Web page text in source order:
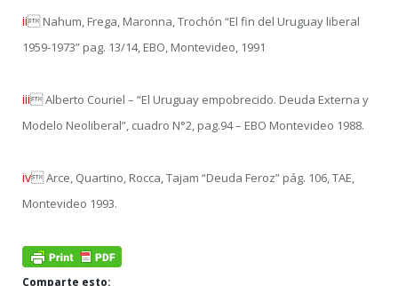
iiNahum, Frega, Maronna, Trochón “El fin del Uruguay liberal
1959-1973” pag. 13/14, EBO, Montevideo, 1991
iiiAlberto Couriel – “El Uruguay empobrecido. Deuda Externa y
Modelo Neoliberal”, cuadro N°2, pag.94 – EBO Montevideo 1988.
ivArce, Quartino, Rocca, Tajam “Deuda Feroz” pág. 106, TAE,
Montevideo 1993.
Comparte esto: